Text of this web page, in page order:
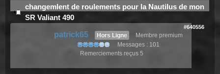
changemlent de roulements pour la Nautilus de mon
SR Valiant 490
#640556
patrick65 Hors Ligne
Membre premium
Messages : 101
Remerciements reçus 5